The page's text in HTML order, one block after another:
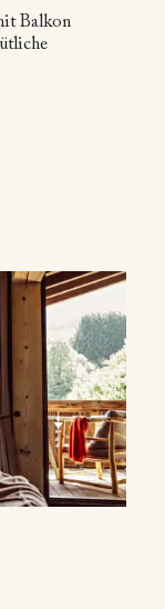
Balkon